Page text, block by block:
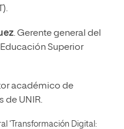
. Gerente general del
Superior
académico de
de UNIR.
‘Transformación Digital: